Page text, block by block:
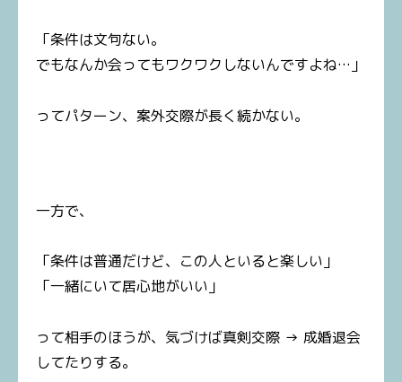
「条件は文句ない。
でもなんか会ってもワクワクしないんですよね…」
ってパターン、案外交際が長く続かない。
一方で、
「条件は普通だけど、この人といると楽しい」
「一緒にいて居心地がいい」
って相手のほうが、気づけば真剣交際 → 成婚退会
してたりする。